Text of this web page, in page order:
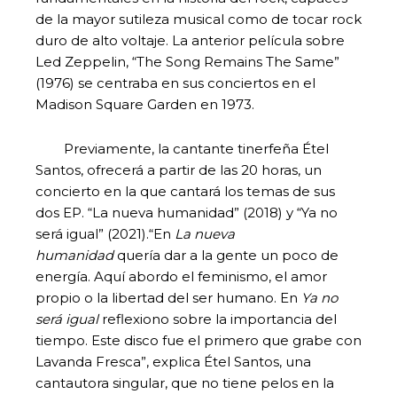
de la mayor sutileza musical como de tocar rock
duro de alto voltaje. La anterior película sobre
Led Zeppelin, “The Song Remains The Same”
(1976) se centraba en sus conciertos en el
Madison Square Garden en 1973.
Previamente, la cantante tinerfeña Étel
Santos, ofrecerá a partir de las 20 horas, un
concierto en la que cantará los temas de sus
dos EP. “La nueva humanidad” (2018) y “Ya no
será igual” (2021).“En La nueva
humanidadquería dar a la gente un poco de
energía. Aquí abordo el feminismo, el amor
propio o la libertad del ser humano. En Ya no
será igualreflexiono sobre la importancia del
tiempo. Este disco fue el primero que grabe con
Lavanda Fresca”, explica Étel Santos, una
cantautora singular, que no tiene pelos en la